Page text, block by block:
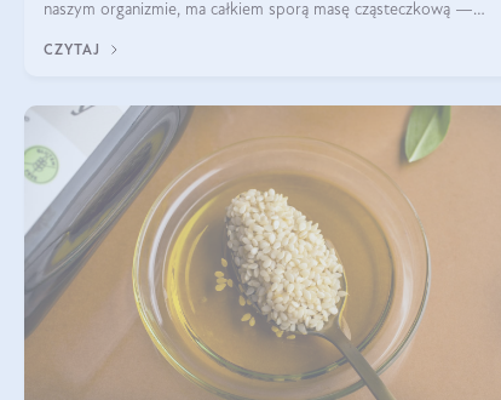
naszym organizmie, ma całkiem sporą masę cząsteczkową —
formie, byłby trudno strawialny. Aby był lepiej przyswajalny i
CZYTAJ